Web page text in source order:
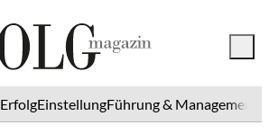
ErfolgEinstellungFührung & Management